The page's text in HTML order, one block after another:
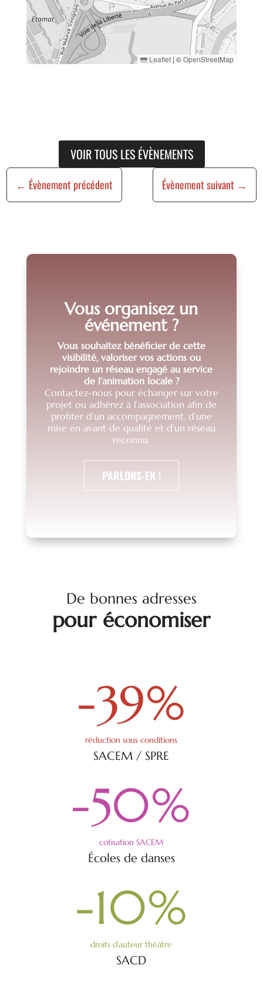
Leaflet | ©OpenStreetMap
VOIR TOUS LES ÉVÈNEMENTS
← Évènement précédent Évènement suivant →
Vous organisez un
événement ?
Vous souhaitez bénéficier de cette
visibilité, valoriser vos actions ou
rejoindre un réseau engagé au service
de l’animation locale ?
Contactez-nous pour échanger sur votre
projet ou adhérez à l’association afin de
profiter d’un accompagnement, d’une
mise en avant de qualité et d’un réseau
reconnu.
PARLONS-EN !
De bonnes adresses
pour économiser
-39%
réduction sous conditions
SACEM / SPRE
-50%
cotisation SACEM
Écoles de danses
-10%
droits d’auteur théâtre
SACD